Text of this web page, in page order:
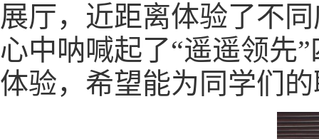
展厅，近距离体验了不
心中呐喊起了“遥遥领先
体验，希望能为同学们